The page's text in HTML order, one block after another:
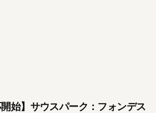
開始】サウスパーク：フォンデス